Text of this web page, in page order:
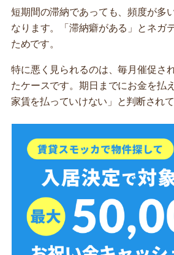
短期間の滞納であっても、頻度が多
なります。「滞納癖がある」とネガ
ためです。
特に悪く見られるのは、毎月催促さ
たケースです。期日までにお金を払
家賃を払っていけない」と判断されて